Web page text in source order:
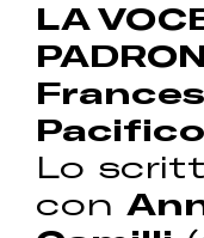
LA
Pacifico
Lo
con